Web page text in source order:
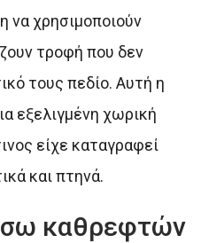
να χρησιμοποιούν
τροφή που δεν
τους πεδίο. Αυτή η
εξελιγμένη χωρική
είχε καταγραφεί
και πτηνά.
καθρεφτών